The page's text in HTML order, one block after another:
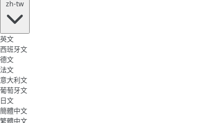
zh-tw
英文
西班牙文
德文
法文
意大利文
葡萄牙文
日文
簡體中文
繁體中文